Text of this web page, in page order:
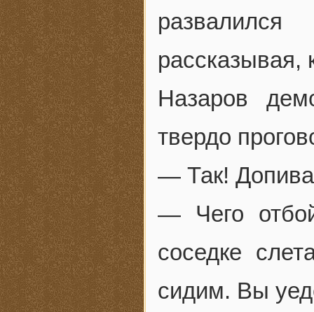
рассказывая,
Назаров
твердо
— Так!
— Чего
соседке
сидим. Вы